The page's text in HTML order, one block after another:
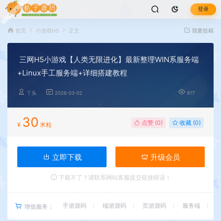
登录
首页 小游戏H5 正文 我要投稿
三网H5小游戏【人类无限进化】最新整理WIN系服务端
+Linux手工服务端+详细搭建教程
丫头 2026-03-02 977
¥ 30 米粒 点赞 (0) 收藏 (0)
立即下载 升级会员
下载不了？请联系网站客服提交链接错误！
增值服务： 手游源码 端游源码 页游源码 服务端